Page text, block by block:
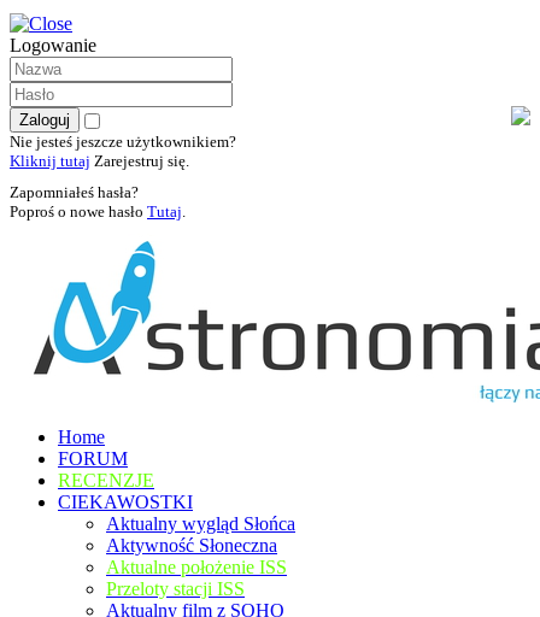
Logowanie
Nie jesteś jeszcze użytkownikiem?
Kliknij tutaj Zarejestruj się.
Zapomniałeś hasła?
Poproś o nowe hasło Tutaj.
Home
FORUM
RECENZJE
CIEKAWOSTKI
Aktualny wygląd Słońca
Aktywność Słoneczna
Aktualne położenie ISS
Przeloty stacji ISS
Aktualny film z SOHO